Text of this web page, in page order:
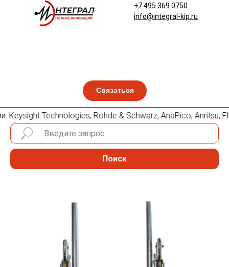
Связаться
+7 495 369 0750
info@integral-kip.ru
Technologies, Rohde & Schwarz, AnaPico, Anritsu,
Поиск